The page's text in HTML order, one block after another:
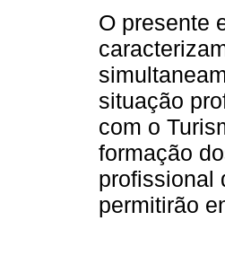
O presente
situação
com o
formação
profissional
permitirão